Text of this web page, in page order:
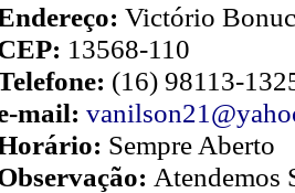
Victório
13568-110
(16) 98113-
mail:
Sempre Aberto
Atendemos